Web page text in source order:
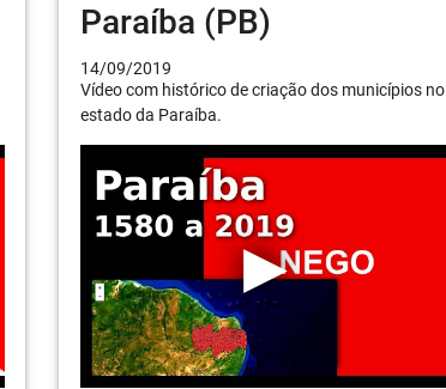
Paraíba (PB)
14/09/2019
Vídeo com histórico de criação dos municípios no
estado da Paraíba.